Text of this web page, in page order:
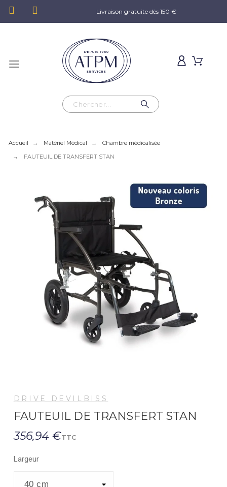
Livraison gratuite dès 150 €
Accueil Matériel Médical
Chambre médicalisée
FAUTEUIL DE TRANSFERT STAN
DRIVE DEVILBISS
FAUTEUIL DE TRANSFERT STAN
356,94 €TTC
Largeur